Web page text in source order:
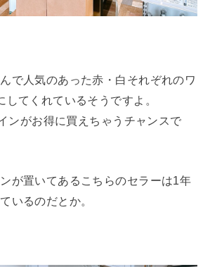
で人気のあった赤・白それぞれのワ
してくれているそうですよ。
ンがお得に買えちゃうチャンスで
が置いてあるこちらのセラーは1年
いるのだとか。